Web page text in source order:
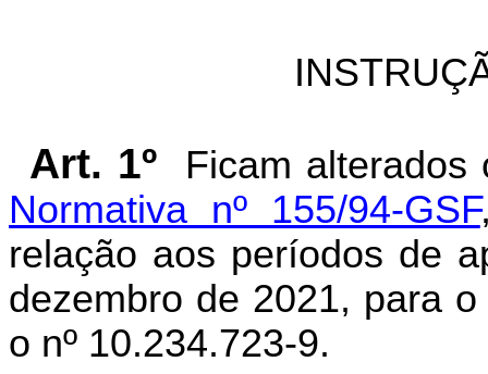
Art. 1ºFicam alterados
Normativa nº 155/94-GSF
relação aos períodos de
dezembro de 2021, para
o nº 10.234.723-9.